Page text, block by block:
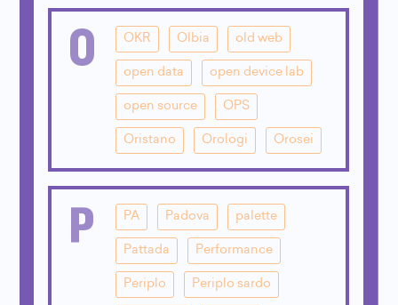
O OKR Olbia old web
open data open device lab
open source OPS
Oristano Orologi Orosei
P PA Padova palette
Pattada Performance
Periplo Periplo sardo